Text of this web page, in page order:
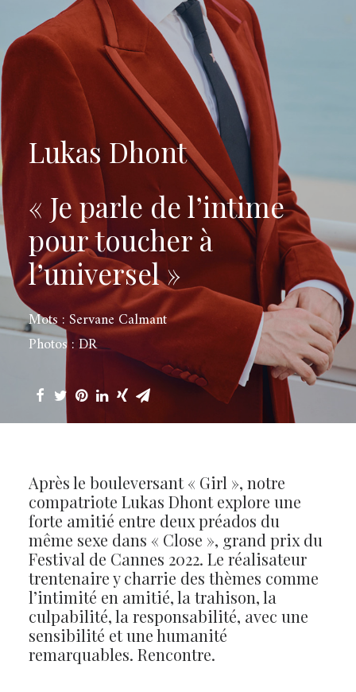
Lukas Dhont
« Je parle de l’intime
pour toucher à
l’universel »
Mots : Servane Calmant
Photos : DR
Après le bouleversant « Girl », notre
compatriote Lukas Dhont explore une
forte amitié entre deux préados du
même sexe dans « Close », grand prix du
Festival de Cannes 2022. Le réalisateur
trentenaire y charrie des thèmes comme
l’intimité en amitié, la trahison, la
culpabilité, la responsabilité, avec une
sensibilité et une humanité
remarquables. Rencontre.